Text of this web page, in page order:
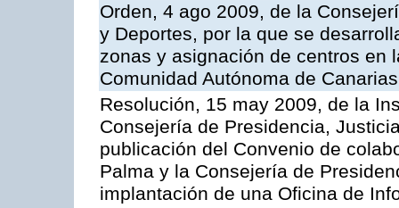
Orden, 4 ago 2009, de la
y Deportes, por la que se
zonas y asignación de centros en
Comunidad Autónoma de Canarias
Resolución, 15 may 2009, de la
Consejería de Presidencia,
publicación del Convenio de
Palma y la Consejería de
implantación de una Oficina de